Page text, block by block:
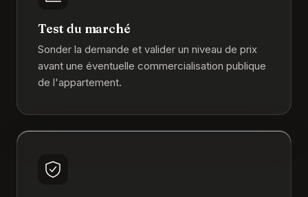
Test du marché
Sonder la demande et valider un niveau de prix
avant une éventuelle commercialisation publique
de l'appartement.